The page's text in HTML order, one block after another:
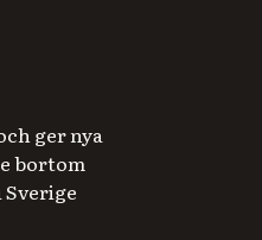
ger nya
bortom